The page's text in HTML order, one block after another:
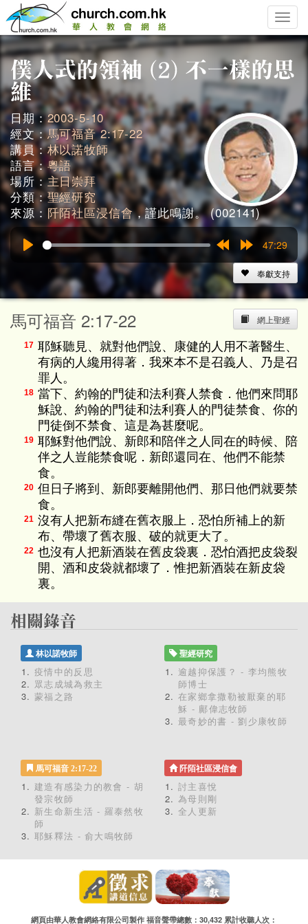
Toggle
日期：2003-5-10
經文：馬可福音 2:17-22
講員：林以諾牧師
語言：粵語
場所：主日崇拜
分類：聖經研究
來源： 阡陌社區浸信會，謹此鳴謝。 (002141)
Rewind
15s
15s
47:29
奉獻支持
網上聖經
馬可福音 2:17-22
17 耶穌聽見、就對他們說、康健的人用不著醫生、
有病的人纔用得著．我來本不是召義人、乃是召
罪人。
18 當下、約翰的門徒和法利賽人禁食．他們來問耶
穌說、約翰的門徒和法利賽人的門徒禁食、你的
門徒倒不禁食、這是為甚麼呢。
19 耶穌對他們說、新郎和陪伴之人同在的時候、陪
伴之人豈能禁食呢．新郎還同在、他們不能禁
食。
20 但日子將到、新郎要離開他們、那日他們就要禁
食。
21 沒有人把新布縫在舊衣服上．恐怕所補上的新
布、帶壞了舊衣服、破的就更大了。
22 也沒有人把新酒裝在舊皮袋裏．恐怕酒把皮袋裂
開、酒和皮袋就都壞了．惟把新酒裝在新皮袋
裏。
林以諾牧師
疫情中的反思
眾志成城為救主
蒙福之路
聖經研究
逾越抑保護？ - 李均熊牧
師博士
在家鄉拿撒勒被厭棄的耶
穌 - 鄺偉志牧師
最奇妙的書 - 劉少康牧師
馬可福音 2:17-22
建造有感染力的教會 - 胡
發宗牧師
新生命新生活 - 羅泰然牧
師
耶穌釋法 - 俞大鳴牧師
阡陌社區浸信會
討主喜悅
為母則剛
全人更新
網頁由華人教會網絡有限公司製作 福音聲帶總數：30,432 累計收聽人次：